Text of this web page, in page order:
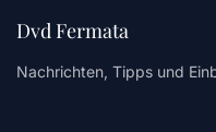
Dvd Fermata
Nachrichten, Tipps und